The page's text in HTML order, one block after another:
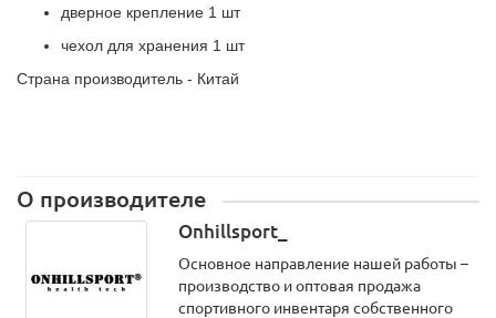
дверное крепление 1 шт
чехол для хранения 1 шт
Страна производитель - Китай
О производителе
Onhillsport_
Основное направление нашей работы –
производство и оптовая продажа
спортивного инвентаря собственного